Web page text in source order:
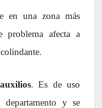
en una zona más
problema afecta a
. Es de uso
y se